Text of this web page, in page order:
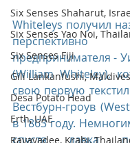
Six Senses Shaharut,
Six Senses Yao Noi,
Six Senses Fiji
Gili Lankanfushi, Maldives
Desa Potato Head
Erth, UAE
Rayavadee, Krabi,
Whiteleys получил
перспективно
предпринимателя -
(William Whiteley),
свою первую
Вестбурн-гроув
в 1863 году.
спустя лавка